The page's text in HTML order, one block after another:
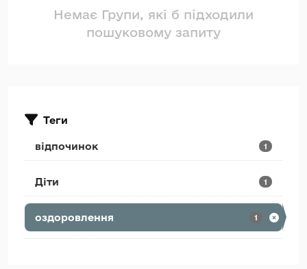
Немає Групи, які б підходили
пошуковому запиту
Теги
відпочинок 1
Діти 1
оздоровлення 1